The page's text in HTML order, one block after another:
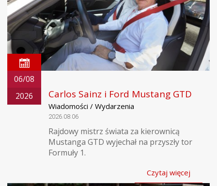
06/08
2026
Carlos Sainz i Ford Mustang GTD
Wiadomości / Wydarzenia
2026.08.06
Rajdowy mistrz świata za kierownicą
Mustanga GTD wyjechał na przyszły tor
Formuły 1.
Czytaj więcej